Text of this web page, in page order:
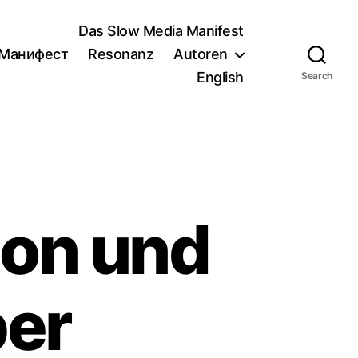
Das Slow Media Manifest
Resonanz
Autoren
English
Search
und